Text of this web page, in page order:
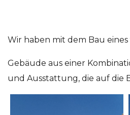
Wir haben mit dem Bau
Gebäude aus einer
und Ausstattung, die auf die